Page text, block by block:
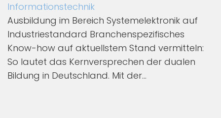
Informationstechnik
Ausbildung im Bereich Systemelektronik auf
Industriestandard Branchenspezifisches
Know-how auf aktuellstem Stand vermitteln:
So lautet das Kernversprechen der dualen
Bildung in Deutschland. Mit der...